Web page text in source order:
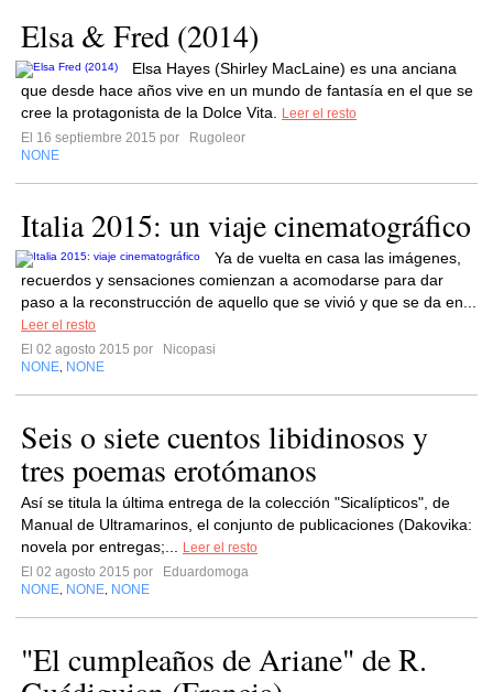
Elsa & Fred (2014)
Elsa Hayes (Shirley MacLaine) es una anciana
que desde hace años vive en un mundo de fantasía en el que se
cree la protagonista de la Dolce Vita.
Leer el resto
El 16 septiembre 2015 por
Rugoleor
NONE
Italia 2015: un viaje cinematográfico
Ya de vuelta en casa las imágenes,
recuerdos y sensaciones comienzan a acomodarse para dar
paso a la reconstrucción de aquello que se vivió y que se da en...
Leer el resto
El 02 agosto 2015 por
Nicopasi
NONE NONE
Seis o siete cuentos libidinosos y
tres poemas erotómanos
Así se titula la última entrega de la colección "Sicalípticos", de
Manual de Ultramarinos, el conjunto de publicaciones (Dakovika:
novela por entregas;...
Leer el resto
El 02 agosto 2015 por
Eduardomoga
NONE NONE NONE
"El cumpleaños de Ariane" de R.